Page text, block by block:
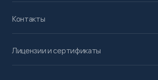
Контакты
Лицензии и сертификаты